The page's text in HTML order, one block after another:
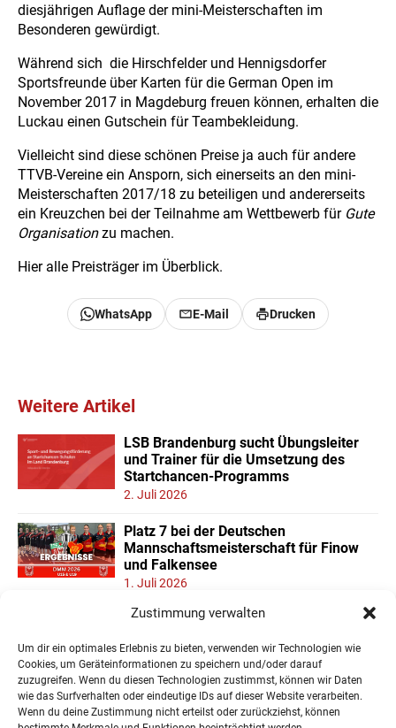
Zustimmung verwalten
Um dir ein optimales Erlebnis zu bieten, verwenden wir Technologien wie
Cookies, um Geräteinformationen zu speichern und/oder darauf
zuzugreifen. Wenn du diesen Technologien zustimmst, können wir Daten
wie das Surfverhalten oder eindeutige IDs auf dieser Website verarbeiten.
Wenn du deine Zustimmung nicht erteilst oder zurückziehst, können
diesjährigen Auflage der mini-Meisterschaften im
Besonderen gewürdigt.
Während sich die Hirschfelder und Hennigsdorfer
Sportsfreunde über Karten für die German Open im
November 2017 in Magdeburg freuen können, erhalten die
Luckau einen Gutschein für Teambekleidung.
Vielleicht sind diese schönen Preise ja auch für andere
TTVB-Vereine ein Ansporn, sich einerseits an den mini-
Meisterschaften 2017/18 zu beteiligen und andererseits
ein Kreuzchen bei der Teilnahme am Wettbewerb für Gute
Organisationzu machen.
Hier alle Preisträger im Überblick.
WhatsApp E-Mail Drucken
Weitere Artikel
LSB Brandenburg sucht Übungsleiter
und Trainer für die Umsetzung des
Startchancen-Programms
2. Juli 2026
Platz 7 bei der Deutschen
Mannschaftsmeisterschaft für Finow
und Falkensee
1. Juli 2026
Neuer Teilnehmerrekord und Finower
Landesmannschaftspokal U11/13
22. Juni 2026
« Ältere Einträge